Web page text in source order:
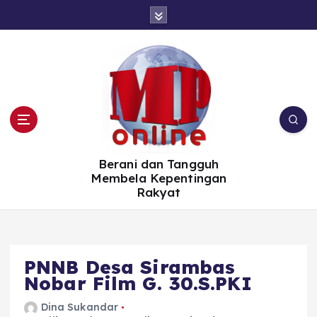
Berani dan Tangguh
Membela Kepentingan
Rakyat
PNNB Desa Sirambas
Nobar Film G. 30.S.PKI
Dina Sukandar